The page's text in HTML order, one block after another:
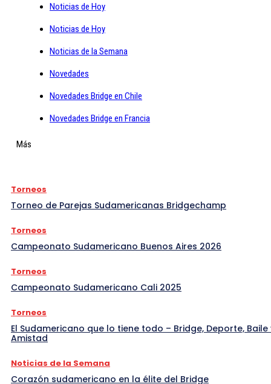
Noticias de Hoy
Noticias de Hoy
Noticias de la Semana
Novedades
Novedades Bridge en Chile
Novedades Bridge en Francia
Más
Torneos
Torneo de Parejas Sudamericanas Bridgechamp
Torneos
Campeonato Sudamericano Buenos Aires 2026
Torneos
Campeonato Sudamericano Cali 2025
Torneos
El Sudamericano que lo tiene todo – Bridge, Deporte, Baile
Amistad
Noticias de la Semana
Corazón sudamericano en la élite del Bridge